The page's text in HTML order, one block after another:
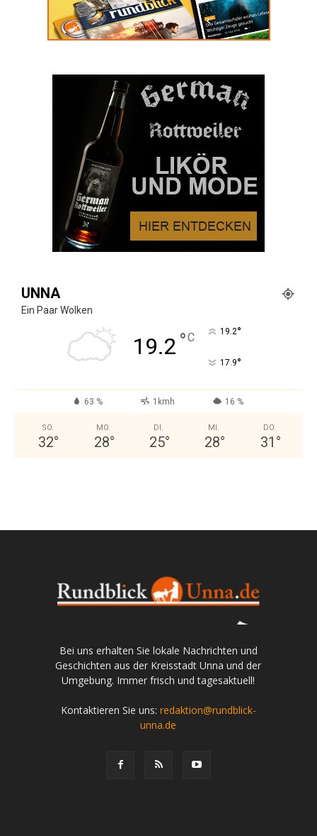
UNNA
Ein Paar Wolken
19.2 °C 19.2°
17.9°
63 % 1kmh 16 %
SO.
32°
MO.
28°
DI.
25°
MI.
28°
DO.
31 °
Bei uns erhalten Sie lokale Nachrichten und
Geschichten aus der Kreisstadt Unna und der
Umgebung. Immer frisch und tagesaktuell!
Kontaktieren Sie uns: redaktion@rundblick-
unna.de